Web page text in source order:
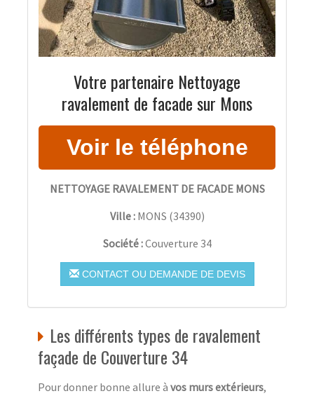
Votre partenaire Nettoyage
ravalement de facade sur Mons
NETTOYAGE RAVALEMENT DE FACADE MONS
Ville : MONS (34390)
Société :Couverture 34
CONTACT OU DEMANDE DE DEVIS
Les différents types de ravalement
façade de Couverture 34
Pour donner bonne allure à vos murs extérieurs,